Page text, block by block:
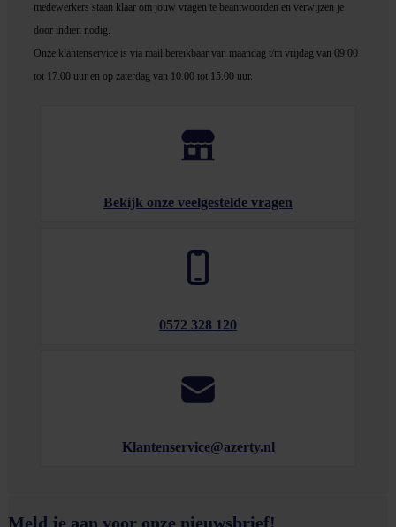
medewerkers staan klaar om jouw vragen te beantwoorden en verwijzen je
door indien nodig.
Onze klantenservice is via mail bereikbaar van maandag t/m vrijdag van 09.00
tot 17.00 uur en op zaterdag van 10.00 tot 15.00 uur.
Bekijk onze veelgestelde vragen
0572 328 120
Klantenservice@azerty.nl
Meld je aan voor onze nieuwsbrief!